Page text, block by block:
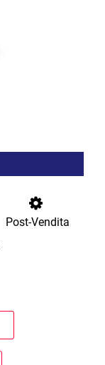
Post-Vendita